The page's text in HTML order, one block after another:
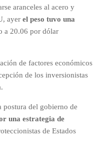
aranceles al acero y
ayer el peso tuvo una
a 20.06 por dólar
de factores económicos
de los inversionistas
postura del gobierno de
una estrategia de
de Estados